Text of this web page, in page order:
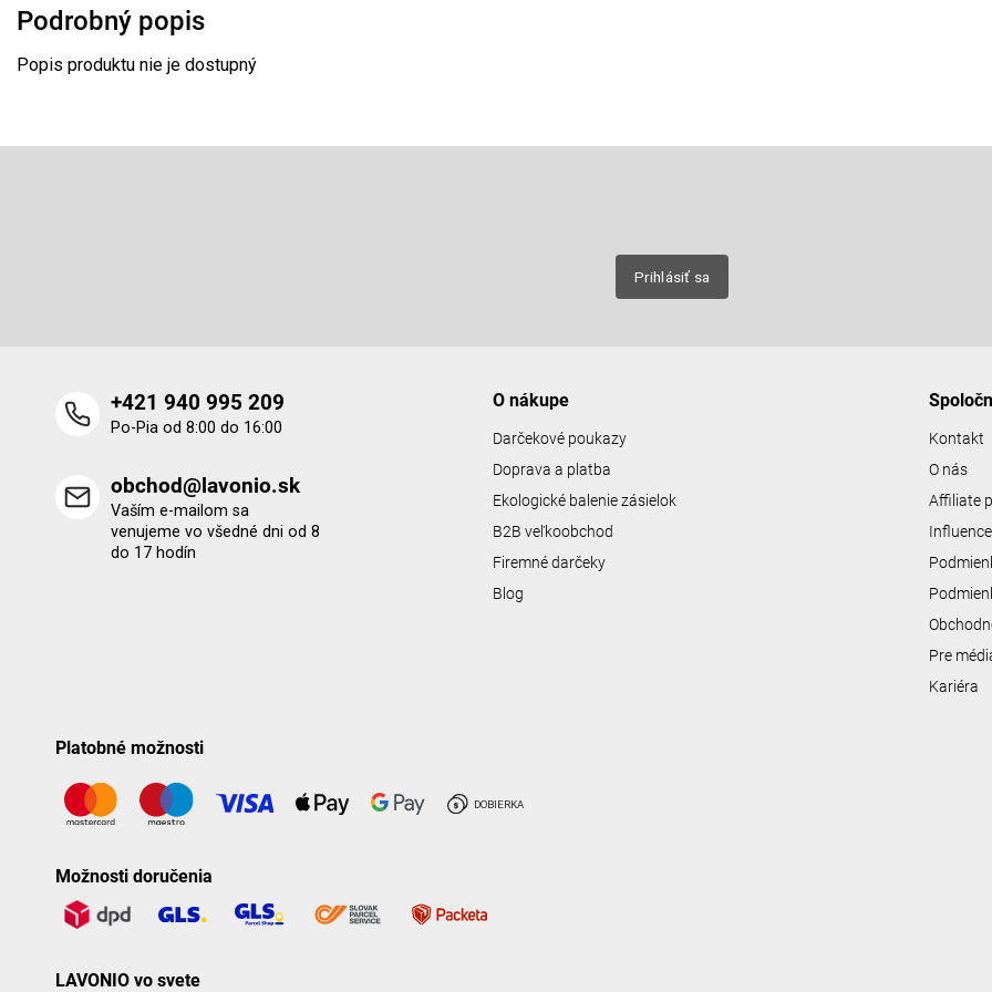
Podrobný popis
Popis produktu nie je dostupný
Prihlásiť sa
+421 940 995 209
Po-Pia od 8:00 do 16:00
obchod@lavonio.sk
Vaším e-mailom sa
venujeme vo všedné dni od 8
do 17 hodín
O nákupe
Darčekové poukazy
Doprava a platba
Ekologické balenie zásielok
B2B veľkoobchod
Firemné darčeky
Blog
Kontakt
O nás
Affiliate
Pre
Kariéra
Platobné možnosti
Možnosti doručenia
LAVONIO vo svete